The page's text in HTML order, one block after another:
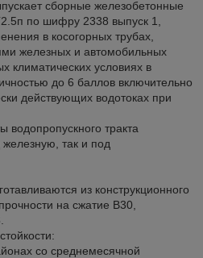
сборные железобетонные
по шифру 2338 выпуск 1,
в косогорных трубах,
железных и автомобильных
климатических условиях в
до 6 баллов включительно
действующих водотоках при
тракта
так и под
из конструкционного
на сжатие В30,
со среднемесячной